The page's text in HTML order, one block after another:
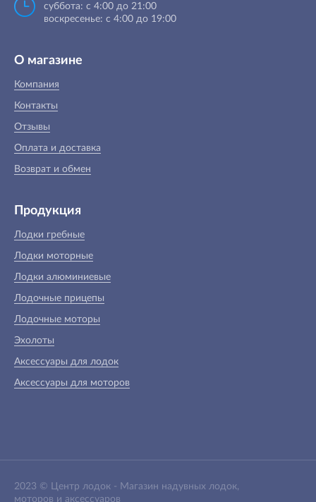
суббота: с 4:00 до 21:00
воскресенье: с 4:00 до 19:00
О магазине
Компания
Контакты
Отзывы
Оплата и доставка
Возврат и обмен
Продукция
Лодки гребные
Лодки моторные
Лодки алюминиевые
Лодочные прицепы
Лодочные моторы
Эхолоты
Аксессуары для лодок
Аксессуары для моторов
2023 © Центр лодок - Магазин надувных лодок,
моторов и аксессуаров